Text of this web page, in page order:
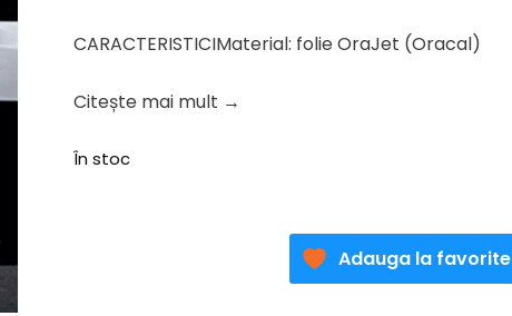
CARACTERISTICIMaterial: folie OraJet (Oracal)
Citește mai mult →
În stoc
Adauga la favorite